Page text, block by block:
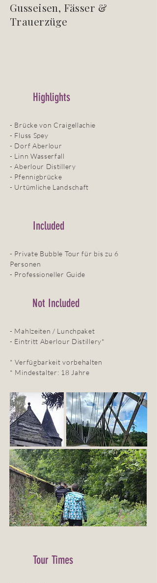
Gusseisen, Fässer &
Trauerzüge
Highlights
- Brücke von Craigellachie
- Fluss Spey
- Dorf Aberlour
- Linn Wasserfall
- Aberlour Distillery
- Pfennigbrücke
- Urtümliche Landschaft
Included
- Private Bubble Tour für bis zu 6
Personen
- Professioneller Guide
Not Included
- Mahlzeiten / Lunchpaket
- Eintritt Aberlour Distillery*
* Verfügbarkeit vorbehalten
* Mindestalter: 18 Jahre
Tour Times